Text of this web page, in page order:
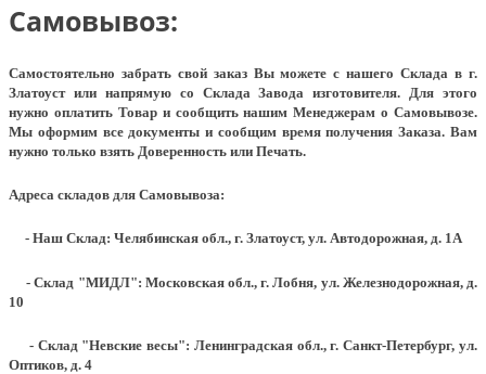
Самовывоз:
Самостоятельно забрать свой заказ Вы можете с нашего Склада в г.
Златоуст или напрямую со Склада Завода изготовителя. Для этого
нужно оплатить Товар и сообщить нашим Менеджерам о Самовывозе.
Мы оформим все документы и сообщим время получения Заказа. Вам
нужно только взять Доверенность или Печать.
Адреса складов для Самовывоза:
- Наш Склад: Челябинская обл., г. Златоуст, ул. Автодорожная, д. 1А
- Склад "МИДЛ": Московская обл., г. Лобня, ул. Железнодорожная, д.
10
- Склад "Невские весы": Ленинградская обл., г. Санкт-Петербург, ул.
Оптиков, д. 4